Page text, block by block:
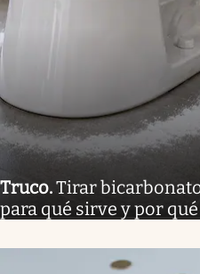
Truco.Tirar
para qué sirve y por